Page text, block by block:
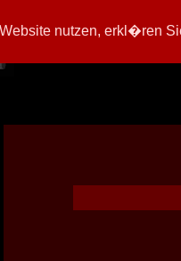
nutzen, erkl�ren